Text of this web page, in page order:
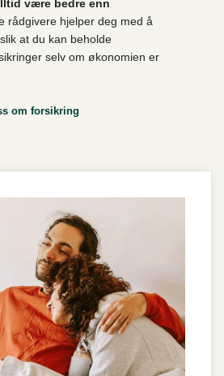
være bedre enn
rådgivere hjelper deg med å
at du kan beholde
selv om økonomien er
om forsikring